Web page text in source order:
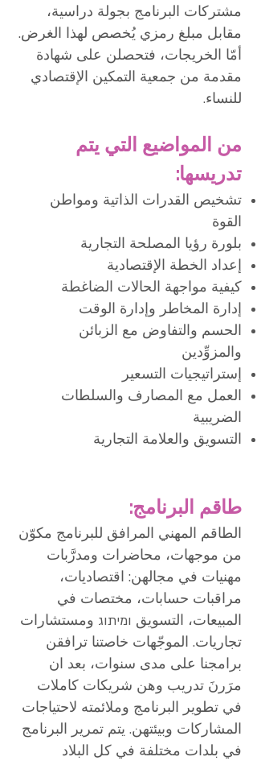
مشتركات البرنامج بجولة دراسية،
مقابل مبلغ رمزي يُخصص لهذا الغرض.
أمّا الخريجات، فتحصلن على شهادة
مقدمة من جمعية التمكين الإقتصادي
للنساء.
من المواضيع التي يتم
تدريسها: ​
تشخيص القدرات الذاتية ومواطن
القوة
بلورة رؤيا المصلحة التجارية
إعداد الخطة الإقتصادية
كيفية مواجهة الحالات الضاغطة
إدارة المخاطر وإدارة الوقت
الحسم والتفاوض مع الزبائن
والمزوِّدين
إستراتيجيات التسعير
العمل مع المصارف والسلطات
الضريبية
التسويق والعلامة التجارية
طاقم البرنامج:
الطاقم المهني المرافق للبرنامج مكوّن
من موجهات، محاضرات ومدرَّبات
مهنيات في مجالهن: اقتصاديات،
مراقبات حسابات، مختصات في
المبيعات، التسويق ומיתוג ومستشارات
تجاريات. الموجّهات خاصتنا ترافقن
برامجنا على مدى سنوات، بعد ان
مرَرنَ تدريب وهن شريكات كاملات
في تطوير البرنامج وملائمته لاحتياجات
المشاركات وبيئتهن. يتم تمرير البرنامج
في بلدات مختلفة في كل البلاد